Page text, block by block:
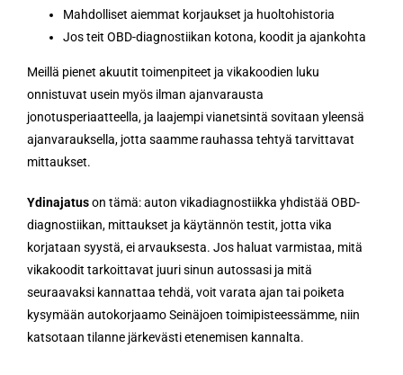
Mahdolliset aiemmat korjaukset ja huoltohistoria
Jos teit OBD-diagnostiikan kotona, koodit ja ajankohta
Meillä pienet akuutit toimenpiteet ja vikakoodien luku
onnistuvat usein myös ilman ajanvarausta
jonotusperiaatteella, ja laajempi vianetsintä sovitaan yleensä
ajanvarauksella, jotta saamme rauhassa tehtyä tarvittavat
mittaukset.
Ydinajatuson tämä: auton vikadiagnostiikka yhdistää OBD-
diagnostiikan, mittaukset ja käytännön testit, jotta vika
korjataan syystä, ei arvauksesta. Jos haluat varmistaa, mitä
vikakoodit tarkoittavat juuri sinun autossasi ja mitä
seuraavaksi kannattaa tehdä, voit varata ajan tai poiketa
kysymään autokorjaamo Seinäjoen toimipisteessämme, niin
katsotaan tilanne järkevästi etenemisen kannalta.